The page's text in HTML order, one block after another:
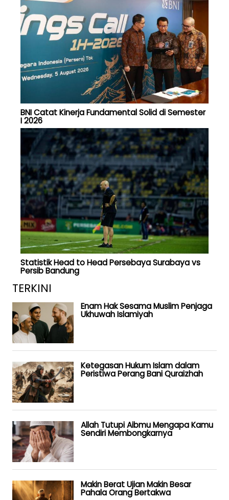
BNI Catat Kinerja Fundamental Solid di Semester
I 2026
Statistik Head to Head Persebaya Surabaya vs
Persib Bandung
TERKINI
Enam Hak Sesama Muslim Penjaga
Ukhuwah Islamiyah
Ketegasan Hukum Islam dalam
Peristiwa Perang Bani Quraizhah
Allah Tutupi Aibmu Mengapa Kamu
Sendiri Membongkarnya
Makin Berat Ujian Makin Besar
Pahala Orang Bertakwa